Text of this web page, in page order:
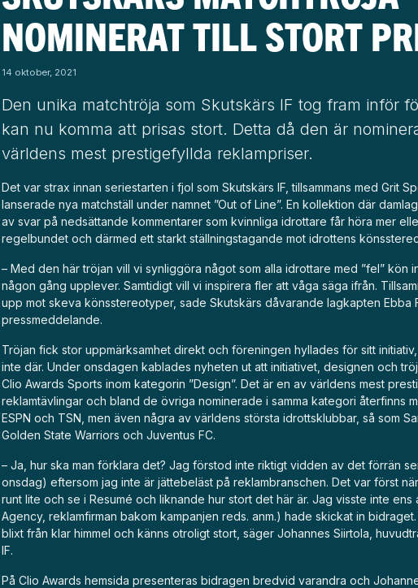
NOMINERAT TILL STORT
14 oktober, 2021
Den unika matchtröja som Skutskärs IF tog fram inför
kan nu komma att prisas stort. Detta då den är
världens mest prestigefyllda reklampriser.
Det var strax innan seriestarten i fjol som Skutskärs IF, tillsammans med Grit
lanserade nya matchställ under namnet ”Out of Line”. En kollektion där
av svar på nedsättande kommentarer som kvinnliga idrottare får höra mer
regelbundet och därmed ett starkt ställningstagande mot idrottens
– Med den här tröjan vill vi synliggöra något som alla idrottare med ”fel” kön
någon gång upplever. Samtidigt vill vi inspirera fler att våga säga ifrån.
upp mot skeva könsstereotyper, sade Skutskärs dåvarande lagkapten Ebba
pressmeddelande.
Tröjan fick stor uppmärksamhet direkt och föreningen hyllades för sitt
inte där. Under onsdagen kablades nyheten ut att initiativet, designen och
Clio Awards Sports inom kategorin ”Design”. Det är en av världens mest
reklamtävlingar och bland de övriga nominerade i samma kategori återfinns
ESPN och TSN, men även några av världens största idrottsklubbar, så som
Golden State Warriors och Juventus FC.
– Ja, hur ska man förklara det? Jag förstod inte riktigt vidden av det förrän
onsdag) eftersom jag inte är jättebeläst på reklambranschen. Det var först
runt lite och se i Resumé och liknande hur stort det här är. Jag visste inte ens
Agency, reklamfirman bakom kampanjen reds. anm.) hade skickat in
blixt från klar himmel och känns otroligt stort, säger Johannes Siirtola,
IF.
På Clio Awards hemsida presenteras bidragen bredvid varandra och